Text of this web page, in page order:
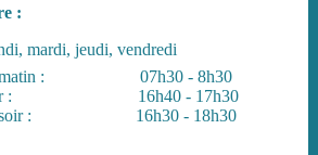
:
mardi, jeudi, vendredi
matin : 07h30 - 8h30
soir : 16h40 - 17h30
du soir : 16h30 - 18h30